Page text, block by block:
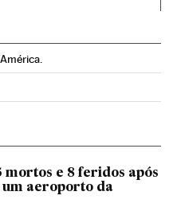
Instagram
en Facebook
mortos e 8 feridos após
aeroporto da